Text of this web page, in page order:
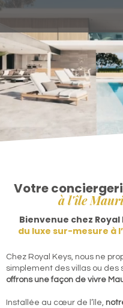
Votre
à l'île
Bienvenue chez Royal
du luxe sur-mesure à
Chez Royal Keys, nous ne
simplement des villas ou des
offrons une façon de vivre
Installée au cœur de l’île,